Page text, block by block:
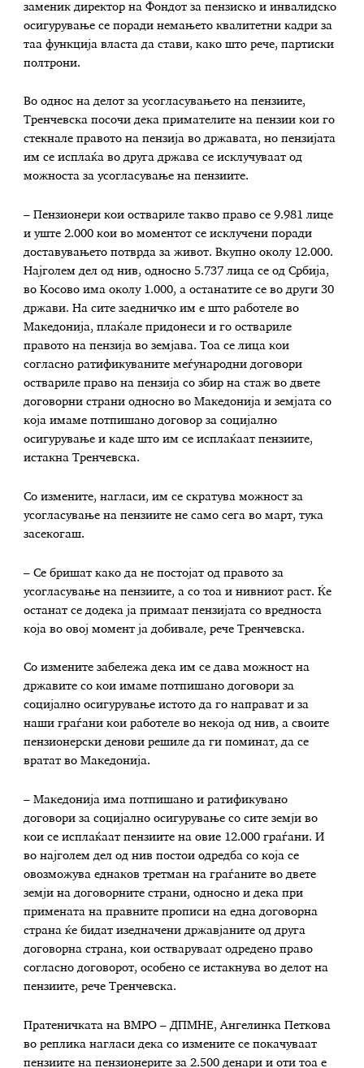
заменик директор на Фондот за пензиско и инвалидско
осигурување се поради немањето квалитетни кадри за
таа функција власта да стави, како што рече, партиски
полтрони.
Во однос на делот за усогласувањето на пензиите,
Тренчевска посочи дека примателите на пензии кои го
стекнале правото на пензија во државата, но пензијата
им се исплаќа во друга држава се исклучуваат од
можноста за усогласување на пензиите.
– Пензионери кои оствариле такво право се 9.981 лице
и уште 2.000 кои во моментот се исклучени поради
доставувањето потврда за живот. Вкупно околу 12.000.
Најголем дел од нив, односно 5.737 лица се од Србија,
во Косово има околу 1.000, а останатите се во други 30
држави. На сите заедничко им е што работеле во
Македонија, плаќале придонеси и го оствариле
правото на пензија во земјава. Тоа се лица кои
согласно ратификуваните меѓународни договори
оствариле право на пензија со збир на стаж во двете
договорни страни односно во Македонија и земјата со
која имаме потпишано договор за социјално
осигурување и каде што им се исплаќаат пензиите,
истакна Тренчевска.
Со измените, нагласи, им се скратува можност за
усогласување на пензиите не само сега во март, тука
засекогаш.
– Се бришат како да не постојат од правото за
усогласување на пензиите, а со тоа и нивниот раст. Ќе
останат се додека ја примаат пензијата со вредноста
која во овој момент ја добивале, рече Тренчевска.
Со измените забележа дека им се дава можност на
државите со кои имаме потпишано договори за
социјално осигурување истото да го направат и за
наши граѓани кои работеле во некоја од нив, а своите
пензионерски денови решиле да ги поминат, да се
вратат во Македонија.
– Македонија има потпишано и ратификувано
договори за социјално осигурување со сите земји во
кои се исплаќаат пензиите на овие 12.000 граѓани. И
во најголем дел од нив постои одредба со која се
овозможува еднаков третман на граѓаните во двете
земји на договорните страни, односно и дека при
примената на правните прописи на една договорна
страна ќе бидат изедначени државјаните од друга
договорна страна, кои остваруваат одредено право
согласно договорот, особено се истакнува во делот на
пензиите, рече Тренчевска.
Пратеничката на ВМРО – ДПМНЕ, Ангелинка Петкова
во реплика нагласи дека со измените се покачуваат
пензиите на пензионерите за 2.500 денари и оти тоа е